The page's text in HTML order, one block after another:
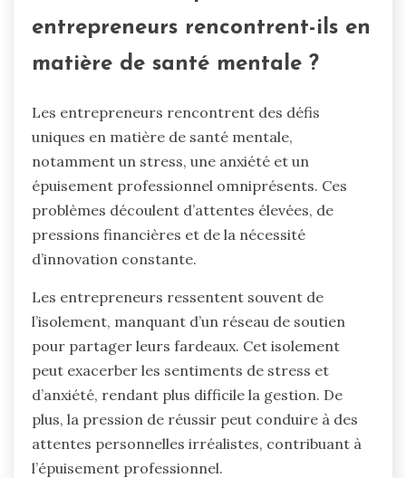
entrepreneurs rencontrent-ils en
matière de santé mentale ?
Les entrepreneurs rencontrent des défis
uniques en matière de santé mentale,
notamment un stress, une anxiété et un
épuisement professionnel omniprésents. Ces
problèmes découlent d’attentes élevées, de
pressions financières et de la nécessité
d’innovation constante.
Les entrepreneurs ressentent souvent de
l’isolement, manquant d’un réseau de soutien
pour partager leurs fardeaux. Cet isolement
peut exacerber les sentiments de stress et
d’anxiété, rendant plus difficile la gestion. De
plus, la pression de réussir peut conduire à des
attentes personnelles irréalistes, contribuant à
l’épuisement professionnel.